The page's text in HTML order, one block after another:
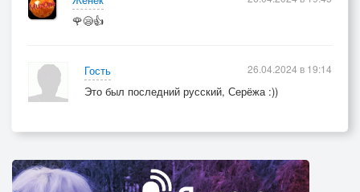
🌹😪👍
Гость
Это был последний русский, Серёжа :))
26.04.2024 в 19:14